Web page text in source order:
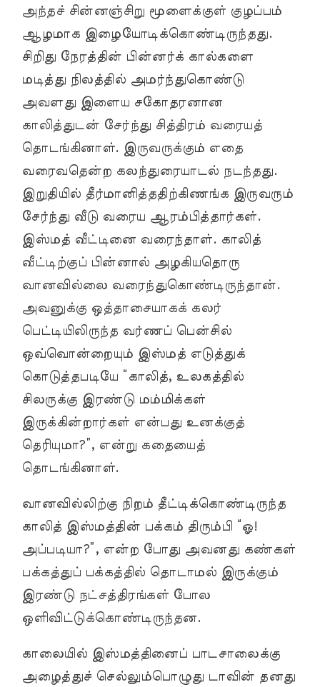
அந்தச் சின்னஞ்சிறு மூளைக்குள் குழப்பம்
ஆழமாக இழையோடிக்கொண்டிருந்தது.
சிறிது நேரத்தின் பின்னர்க் கால்களை
மடித்து நிலத்தில் அமர்ந்துகொண்டு
அவளது இளைய சகோதரனான
காலித்துடன் சேர்ந்து சித்திரம் வரையத்
தொடங்கினாள். இருவருக்கும் எதை
வரைவதென்ற கலந்துரையாடல் நடந்தது.
இறுதியில் தீர்மானித்ததிற்கிணங்க இருவரும்
சேர்ந்து வீடு வரைய ஆரம்பித்தார்கள்.
இஸ்மத் வீட்டினை வரைந்தாள். காலித்
வீட்டிற்குப் பின்னால் அழகியதொரு
வானவில்லை வரைந்துகொண்டிருந்தான்.
அவனுக்கு ஒத்தாசையாகக் கலர்
பெட்டியிலிருந்த வர்ணப் பென்சில்
ஒவ்வொன்றையும் இஸ்மத் எடுத்துக்
கொடுத்தபடியே “காலித், உலகத்தில்
சிலருக்கு இரண்டு மம்மிக்கள்
இருக்கின்றார்கள் என்பது உனக்குத்
தெரியுமா?”, என்று கதையைத்
தொடங்கினாள்.
வானவில்லிற்கு நிறம் தீட்டிக்கொண்டிருந்த
காலித் இஸ்மத்தின் பக்கம் திரும்பி “ஓ!
அப்படியா?”, என்ற போது அவனது கண்கள்
பக்கத்துப் பக்கத்தில் தொடாமல் இருக்கும்
இரண்டு நட்சத்திரங்கள் போல
ஒளிவிட்டுக்கொண்டிருந்தன.
காலையில் இஸ்மத்தினைப் பாடசாலைக்கு
அழைத்துச் செல்லும்பொழுது டாவின் தனது